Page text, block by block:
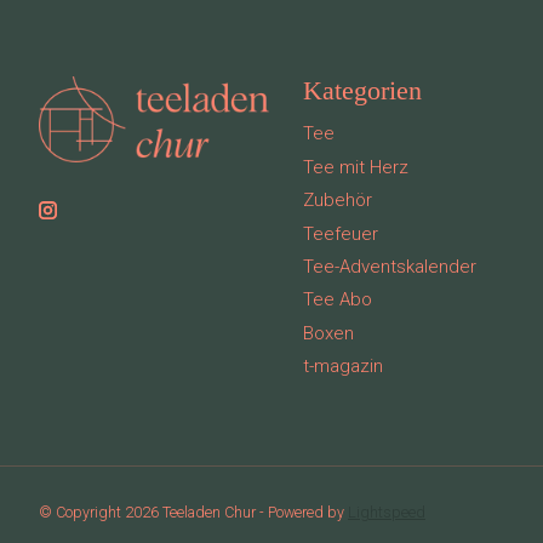
Kategorien
Tee
Tee mit Herz
Zubehör
Teefeuer
Tee-Adventskalender
Tee Abo
Boxen
t-magazin
© Copyright 2026 Teeladen Chur - Powered by